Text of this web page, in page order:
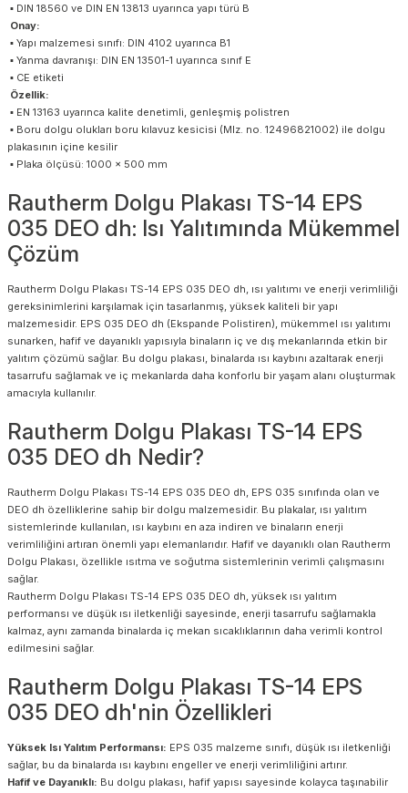
▪ DIN 18560 ve DIN EN 13813 uyarınca yapı türü B
Onay:
▪ Yapı malzemesi sınıfı: DIN 4102 uyarınca B1
▪ Yanma davranışı: DIN EN 13501-1 uyarınca sınıf E
▪ CE etiketi
Özellik:
▪ EN 13163 uyarınca kalite denetimli, genleşmiş polistren
▪ Boru dolgu olukları boru kılavuz kesicisi (Mlz. no. 12496821002) ile dolgu
plakasının içine kesilir
▪ Plaka ölçüsü: 1000 x 500 mm
Rautherm Dolgu Plakası TS-14 EPS
035 DEO dh: Isı Yalıtımında Mükemmel
Çözüm
Rautherm Dolgu Plakası TS-14 EPS 035 DEO dh, ısı yalıtımı ve enerji verimliliği
gereksinimlerini karşılamak için tasarlanmış, yüksek kaliteli bir yapı
malzemesidir. EPS 035 DEO dh (Ekspande Polistiren), mükemmel ısı yalıtımı
sunarken, hafif ve dayanıklı yapısıyla binaların iç ve dış mekanlarında etkin bir
yalıtım çözümü sağlar. Bu dolgu plakası, binalarda ısı kaybını azaltarak enerji
tasarrufu sağlamak ve iç mekanlarda daha konforlu bir yaşam alanı oluşturmak
amacıyla kullanılır.
Rautherm Dolgu Plakası TS-14 EPS
035 DEO dh Nedir?
Rautherm Dolgu Plakası TS-14 EPS 035 DEO dh, EPS 035 sınıfında olan ve
DEO dh özelliklerine sahip bir dolgu malzemesidir. Bu plakalar, ısı yalıtım
sistemlerinde kullanılan, ısı kaybını en aza indiren ve binaların enerji
verimliliğini artıran önemli yapı elemanlarıdır. Hafif ve dayanıklı olan Rautherm
Dolgu Plakası, özellikle ısıtma ve soğutma sistemlerinin verimli çalışmasını
sağlar.
Rautherm Dolgu Plakası TS-14 EPS 035 DEO dh, yüksek ısı yalıtım
performansı ve düşük ısı iletkenliği sayesinde, enerji tasarrufu sağlamakla
kalmaz, aynı zamanda binalarda iç mekan sıcaklıklarının daha verimli kontrol
edilmesini sağlar.
Rautherm Dolgu Plakası TS-14 EPS
035 DEO dh'nin Özellikleri
Yüksek Isı Yalıtım Performansı: EPS 035 malzeme sınıfı, düşük ısı iletkenliği
sağlar, bu da binalarda ısı kaybını engeller ve enerji verimliliğini artırır.
Hafif ve Dayanıklı: Bu dolgu plakası, hafif yapısı sayesinde kolayca taşınabilir